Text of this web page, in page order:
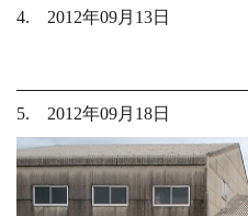
4. 2012年09月13日
5. 2012年09月18日